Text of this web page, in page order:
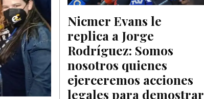
Nicmer Evans le
replica a Jorge
Rodríguez: Somos
nosotros quienes
ejerceremos acciones
legales para demostrar